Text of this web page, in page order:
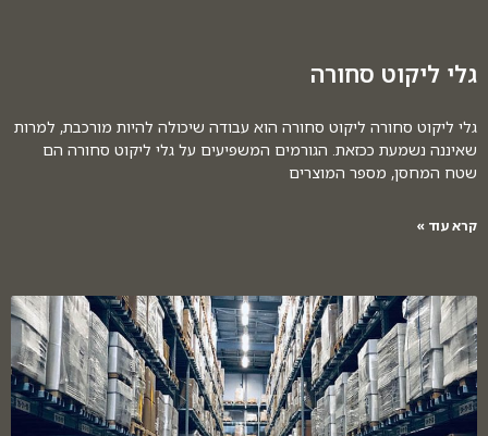
גלי ליקוט סחורה
גלי ליקוט סחורה ליקוט סחורה הוא עבודה שיכולה להיות מורכבת, למרות
שאיננה נשמעת ככזאת. הגורמים המשפיעים על גלי ליקוט סחורה הם
שטח המחסן, מספר המוצרים
קרא עוד »